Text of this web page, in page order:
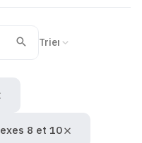
Valider
8 et 10